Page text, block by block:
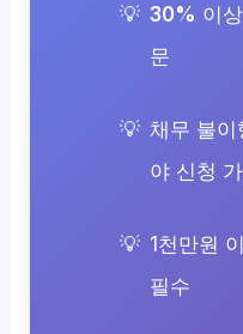
30% 이
문
채무 불이
야 신청
1천만원
필수